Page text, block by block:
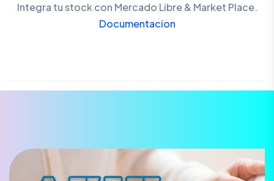
Integra tu stock con Mercado Libre & Market Place.
Documentacion